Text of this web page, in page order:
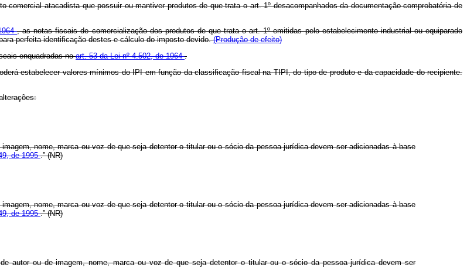
atacadista que possuir ou mantiver produtos de que trata o art. 1º desacompanhados da documentação comprobatória de
, as notas fiscais de comercialização dos produtos de que trata o art. 1º emitidas pelo estabelecimento industrial ou equiparado
perfeita identificação destes e cálculo do imposto devido.(Produção de efeito)
enquadradas noart. 53 da Lei nº 4.502, de 1964.
estabelecer valores mínimos do IPI em função da classificação fiscal na TIPI, do tipo de produto e da capacidade do recipiente.
nome, marca ou voz de que seja detentor o titular ou o sócio da pessoa jurídica devem ser adicionadas à base
de 1995.” (NR)
nome, marca ou voz de que seja detentor o titular ou o sócio da pessoa jurídica devem ser adicionadas à base
de 1995.” (NR)
autor ou de imagem, nome, marca ou voz de que seja detentor o titular ou o sócio da pessoa jurídica devem ser